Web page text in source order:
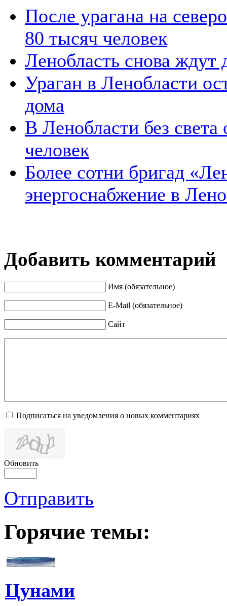
После урагана на
80 тысяч человек
Ленобласть снова ждут
Ураган в Ленобласти
дома
В Ленобласти без
человек
Более сотни бригад
энергоснабжение в
Добавить комментарий
Имя (обязательное)
E-Mail (обязательное)
Сайт
Подписаться на уведомления о новых комментариях
Обновить
Отправить
Горячие темы:
Цунами